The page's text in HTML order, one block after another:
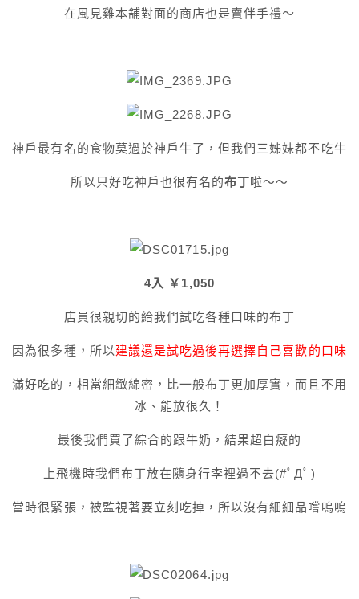
在風見雞本舖對面的商店也是賣伴手禮～
神戶最有名的食物莫過於神戶牛了，但我們三姊妹都不吃牛
所以只好吃神戶也很有名的布丁啦～～
4入 ￥1,050
店員很親切的給我們試吃各種口味的布丁
因為很多種，所以建議還是試吃過後再選擇自己喜歡的口味
滿好吃的，相當細緻綿密，比一般布丁更加厚實，而且不用
冰、能放很久！
最後我們買了綜合的跟牛奶，結果超白癡的
上飛機時我們布丁放在隨身行李裡過不去(#ﾟДﾟ)
當時很緊張，被監視著要立刻吃掉，所以沒有細細品嚐嗚嗚